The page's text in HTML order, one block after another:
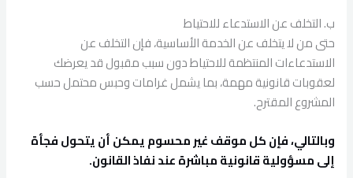
ب. التخلف عن الاستدعاء للاحتياط
حتى من لا يتخلف عن الخدمة الأساسية، فإن التخلف عن
الاستدعاءات المنتظمة للاحتياط دون سبب مقبول قد يعرضك
لعقوبات قانونية مهمة، بما يشمل غرامات وحبس محتمل حسب
المشروع المقترح.
وبالتالي، فإن كل موقف غير محسوم يمكن أن يتحول فجأة
إلى مسؤولية قانونية مباشرة عند نفاذ القانون.